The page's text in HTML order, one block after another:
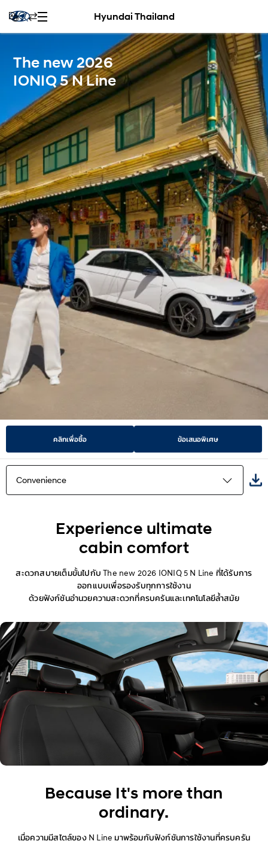
Hyundai Thailand
The new 2026
IONIQ 5 N Line
คลิกเพื่อซื้อ ข้อเสนอพิเศษ
Convenience
Interior
Performance
Safety
Convenience
Specification
Experience ultimate
cabin comfort
สะดวกสบายเต็มขั้นไปกับ The new 2026 IONIQ 5 N Line ที่ได้รับการ
ออกแบบเพื่อรองรับทุกการใช้งาน
ด้วยฟังก์ชันอำนวยความสะดวกที่ครบครันและเทคโนโลยีล้ำสมัย
Because It's more than
ordinary.
เมื่อความมีสไตล์ของ N Line มาพร้อมกับฟังก์ชันการใช้งานที่ครบครัน​